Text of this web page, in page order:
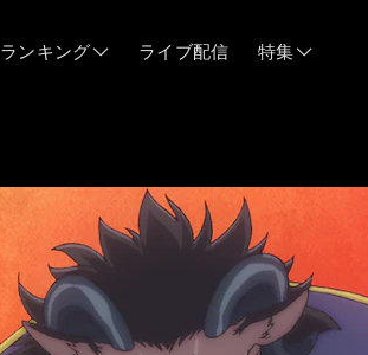
ランキング ライブ配信 特集